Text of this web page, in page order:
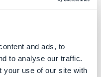
and ads, to
to analyse our traffic.
your use of our site with